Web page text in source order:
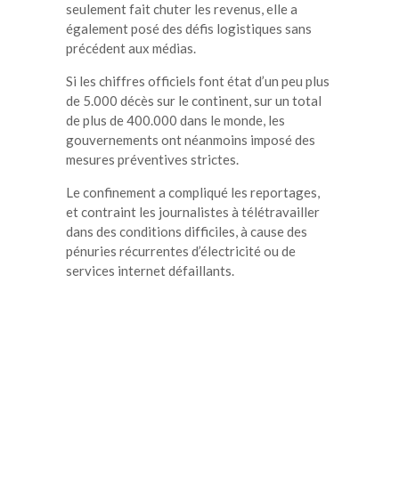
seulement fait chuter les revenus, elle a
également posé des défis logistiques sans
précédent aux médias.
Si les chiffres officiels font état d’un peu plus
de 5.000 décès sur le continent, sur un total
de plus de 400.000 dans le monde, les
gouvernements ont néanmoins imposé des
mesures préventives strictes.
Le confinement a compliqué les reportages,
et contraint les journalistes à télétravailler
dans des conditions difficiles, à cause des
pénuries récurrentes d’électricité ou de
services internet défaillants.